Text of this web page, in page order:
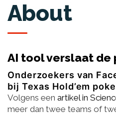
About
AI tool verslaat
Onderzoekers van
bij Texas Hold’em
Volgens een artikel in
meer dan twee teams of